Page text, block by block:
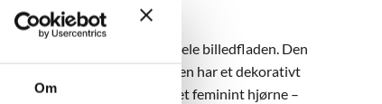
Om
grønne grene, der dækker hele billedfladen. Den
tætte komposition. Plakaten har et dekorativt
i soveværelse, entré eller et feminint hjørne –